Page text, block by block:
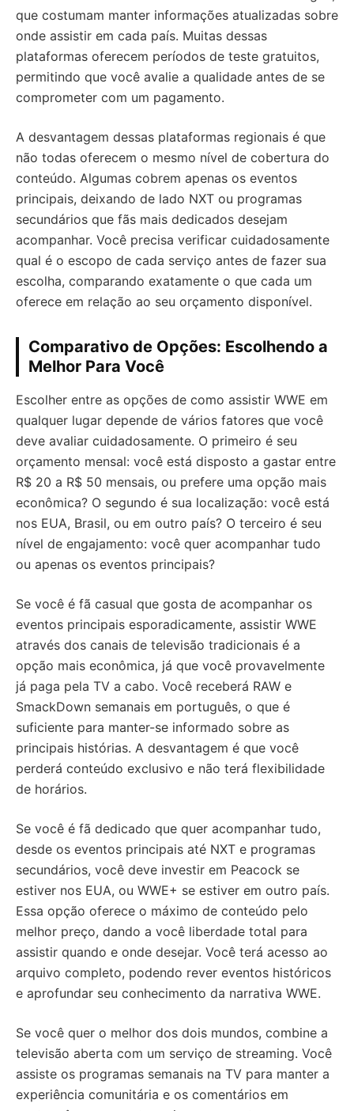
que costumam manter informações atualizadas sobre
onde assistir em cada país. Muitas dessas
plataformas oferecem períodos de teste gratuitos,
permitindo que você avalie a qualidade antes de se
comprometer com um pagamento.
A desvantagem dessas plataformas regionais é que
não todas oferecem o mesmo nível de cobertura do
conteúdo. Algumas cobrem apenas os eventos
principais, deixando de lado NXT ou programas
secundários que fãs mais dedicados desejam
acompanhar. Você precisa verificar cuidadosamente
qual é o escopo de cada serviço antes de fazer sua
escolha, comparando exatamente o que cada um
oferece em relação ao seu orçamento disponível.
Comparativo de Opções: Escolhendo a
Melhor Para Você
Escolher entre as opções de como assistir WWE em
qualquer lugar depende de vários fatores que você
deve avaliar cuidadosamente. O primeiro é seu
orçamento mensal: você está disposto a gastar entre
R$ 20 a R$ 50 mensais, ou prefere uma opção mais
econômica? O segundo é sua localização: você está
nos EUA, Brasil, ou em outro país? O terceiro é seu
nível de engajamento: você quer acompanhar tudo
ou apenas os eventos principais?
Se você é fã casual que gosta de acompanhar os
eventos principais esporadicamente, assistir WWE
através dos canais de televisão tradicionais é a
opção mais econômica, já que você provavelmente
já paga pela TV a cabo. Você receberá RAW e
SmackDown semanais em português, o que é
suficiente para manter-se informado sobre as
principais histórias. A desvantagem é que você
perderá conteúdo exclusivo e não terá flexibilidade
de horários.
Se você é fã dedicado que quer acompanhar tudo,
desde os eventos principais até NXT e programas
secundários, você deve investir em Peacock se
estiver nos EUA, ou WWE+ se estiver em outro país.
Essa opção oferece o máximo de conteúdo pelo
melhor preço, dando a você liberdade total para
assistir quando e onde desejar. Você terá acesso ao
arquivo completo, podendo rever eventos históricos
e aprofundar seu conhecimento da narrativa WWE.
Se você quer o melhor dos dois mundos, combine a
televisão aberta com um serviço de streaming. Você
assiste os programas semanais na TV para manter a
experiência comunitária e os comentários em